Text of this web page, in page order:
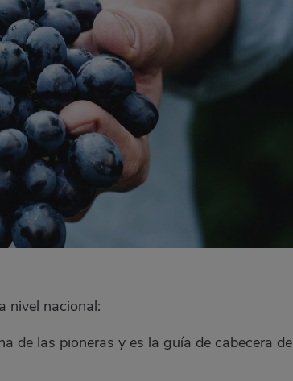
nivel nacional:
de las pioneras y es la guía de cabecera de